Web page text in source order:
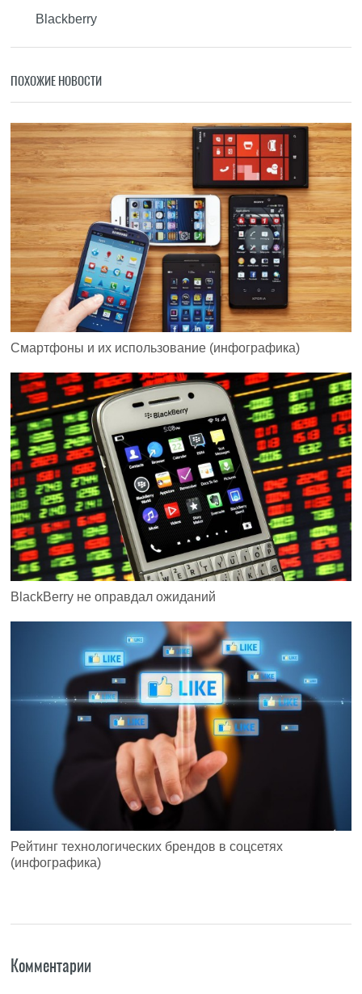
Blackberry
ПОХОЖИЕ НОВОСТИ
Смартфоны и их использование (инфографика)
BlackBerry не оправдал ожиданий
Рейтинг технологических брендов в соцсетях
(инфографика)
Комментарии